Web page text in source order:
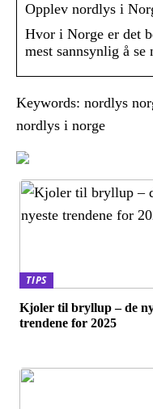
Opplev nordlys i
Hvor i Norge er det
mest sannsynlig å se
Keywords: nordlys
nordlys i norge
TIPS
Kjoler til bryllup – de
trendene for 2025